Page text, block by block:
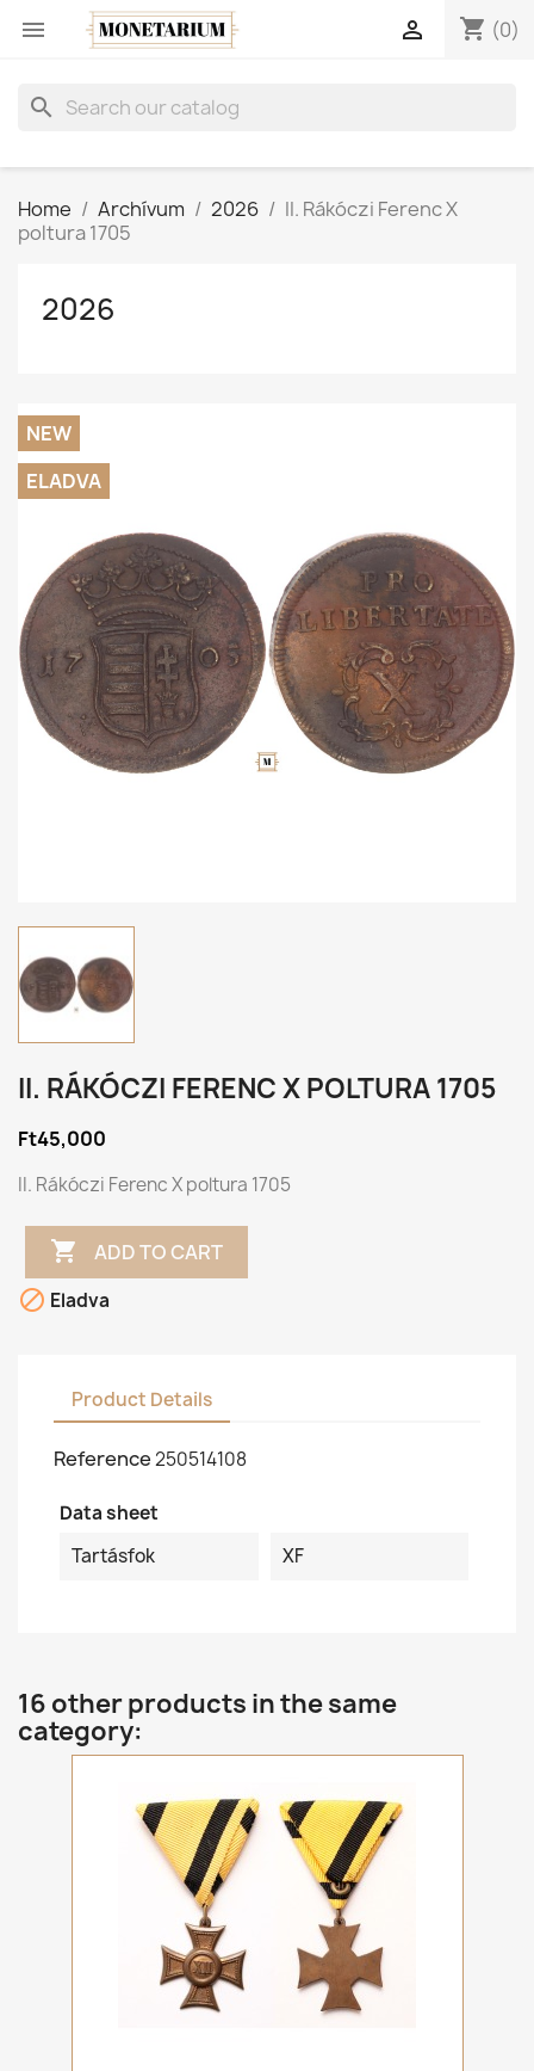
 shopping_cart (0)

search
Home Archívum 2026
II. Rákóczi Ferenc X
poltura 1705
2026
NEW
ELADVA
II. RÁKÓCZI FERENC X POLTURA 1705
Ft45,000
II. Rákóczi Ferenc X poltura 1705
 ADD TO CART
 Eladva
Product Details
Reference250514108
Data sheet
Tartásfok
XF
16 other products in the same
category: